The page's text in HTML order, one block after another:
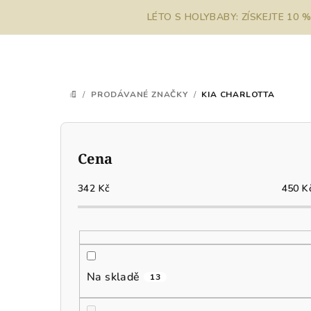
LÉTO S HOLYBABY: ZÍSKEJTE 10
DOMŮ
/ PRODÁVANÉ ZNAČKY / KIA CHARLOTTA
P
Cena
342 Kč 450
Na skladě 13